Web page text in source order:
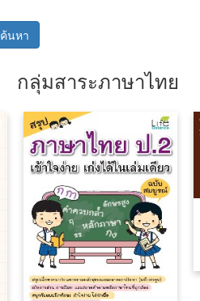
ค้นหา
กลุ่มสาระภาษาไทย